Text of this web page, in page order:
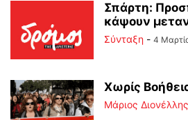
Σπάρτη:
κάψουν
Σύνταξη - 4
Χωρίς
Μάριος Διονέλλης